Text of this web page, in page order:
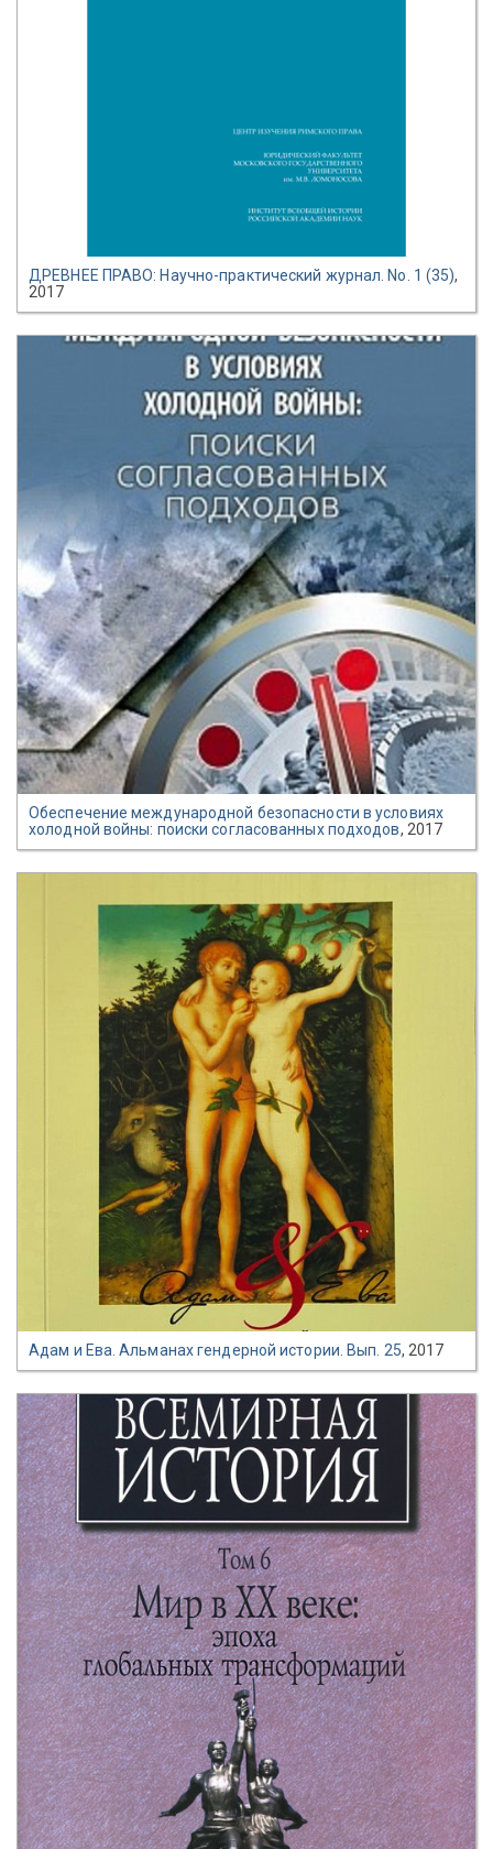
ДРЕВНЕЕ ПРАВО: Научно-практический журнал. No. 1 (35),
2017
Обеспечение международной безопасности в условиях
холодной войны: поиски согласованных подходов, 2017
Адам и Ева. Альманах гендерной истории. Вып. 25, 2017